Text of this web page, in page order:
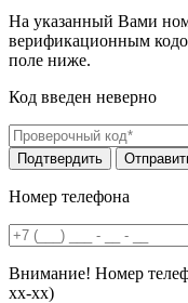
На указанный Вами
верификационным
поле ниже.
Код введен неверно
Номер телефона
Внимание! Номер
хх-хх)